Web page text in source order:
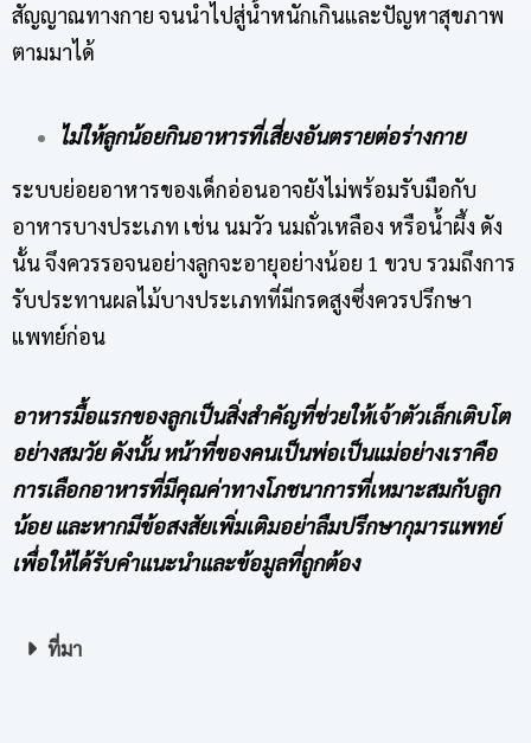
สัญญาณทางกาย จนนำไปสู่น้ำหนักเกินและปัญหาสุขภาพ
ตามมาได้
ไม่ให้ลูกน้อยกินอาหารที่เสี่ยงอันตรายต่อร่างกาย
ระบบย่อยอาหารของเด็กอ่อนอาจยังไม่พร้อมรับมือกับ
อาหารบางประเภท เช่น นมวัว นมถั่วเหลือง หรือน้ำผึ้ง ดัง
นั้น จึงควรรอจนอย่างลูกจะอายุอย่างน้อย 1 ขวบ รวมถึงการ
รับประทานผลไม้บางประเภทที่มีกรดสูงซึ่งควรปรึกษา
แพทย์ก่อน
อาหารมื้อแรกของลูกเป็นสิ่งสำคัญที่ช่วยให้เจ้าตัวเล็กเติบโต
อย่างสมวัย ดังนั้น หน้าที่ของคนเป็นพ่อเป็นแม่อย่างเราคือ
การเลือกอาหารที่มีคุณค่าทางโภชนาการที่เหมาะสมกับลูก
น้อย และหากมีข้อสงสัยเพิ่มเติมอย่าลืมปรึกษากุมารแพทย์
เพื่อให้ได้รับคำแนะนำและข้อมูลที่ถูกต้อง
ที่มา